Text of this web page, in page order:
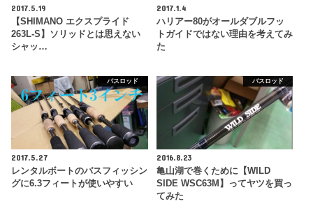
2017.5.19
【SHIMANO エクスプライド
263L-S】ソリッドとは思えない
シャッ…
2017.1.4
ハリアー80がオールダブルフッ
トガイドではない理由を考えてみ
た
バスロッド
2017.5.27
レンタルボートのバスフィッシン
グに6.3フィートが使いやすい
バスロッド
2016.8.23
亀山湖で巻くために【WILD
SIDE WSC63M】ってヤツを買っ
てみた